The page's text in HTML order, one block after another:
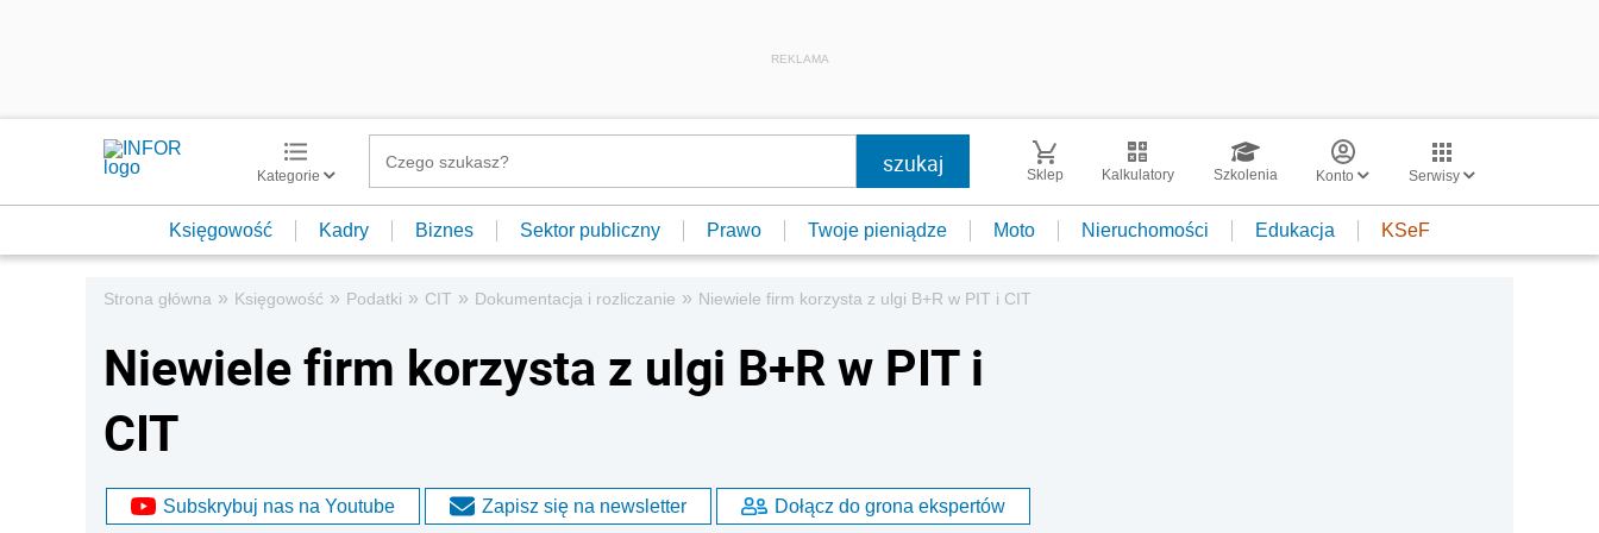
REKLAMA
Kategorie Sklep Kalkulatory Szkolenia Konto Serwisy
Księgowość Kadry Biznes Sektor publiczny Prawo Twoje pieniądze Moto Nieruchomości Edukacja KSeF
Strona główna » Księgowość » Podatki » CIT » Dokumentacja i rozliczanie » Niewiele firm korzysta z ulgi B+R w PIT i CIT
Niewiele firm korzysta z ulgi B+R w PIT i
CIT
Subskrybuj nas na Youtube Zapisz się na newsletter Dołącz do grona ekspertów